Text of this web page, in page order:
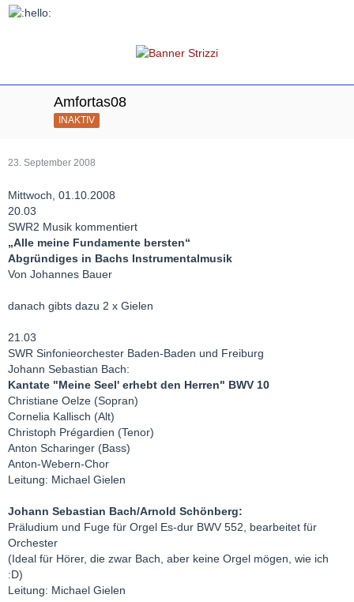
Amfortas08
INAKTIV
23. September 2008
Mittwoch, 01.10.2008
20.03
SWR2 Musik kommentiert
„Alle meine Fundamente bersten“
Abgründiges in Bachs Instrumentalmusik
Von Johannes Bauer
danach gibts dazu 2 x Gielen
21.03
SWR Sinfonieorchester Baden-Baden und Freiburg
Johann Sebastian Bach:
Kantate "Meine Seel' erhebt den Herren" BWV 10
Christiane Oelze (Sopran)
Cornelia Kallisch (Alt)
Christoph Prégardien (Tenor)
Anton Scharinger (Bass)
Anton-Webern-Chor
Leitung: Michael Gielen
Johann Sebastian Bach/Arnold Schönberg:
Präludium und Fuge für Orgel Es-dur BWV 552, bearbeitet für
Orchester
(Ideal für Hörer, die zwar Bach, aber keine Orgel mögen, wie ich
:D)
Leitung: Michael Gielen